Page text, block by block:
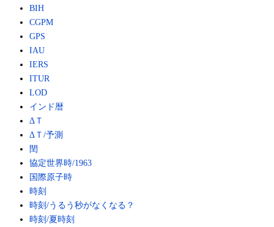
BIH
CGPM
GPS
IAU
IERS
ITUR
LOD
インド暦
ΔＴ
ΔＴ/予測
閏
協定世界時/1963
国際原子時
時刻
時刻/うるう秒がなくなる？
時刻/夏時刻